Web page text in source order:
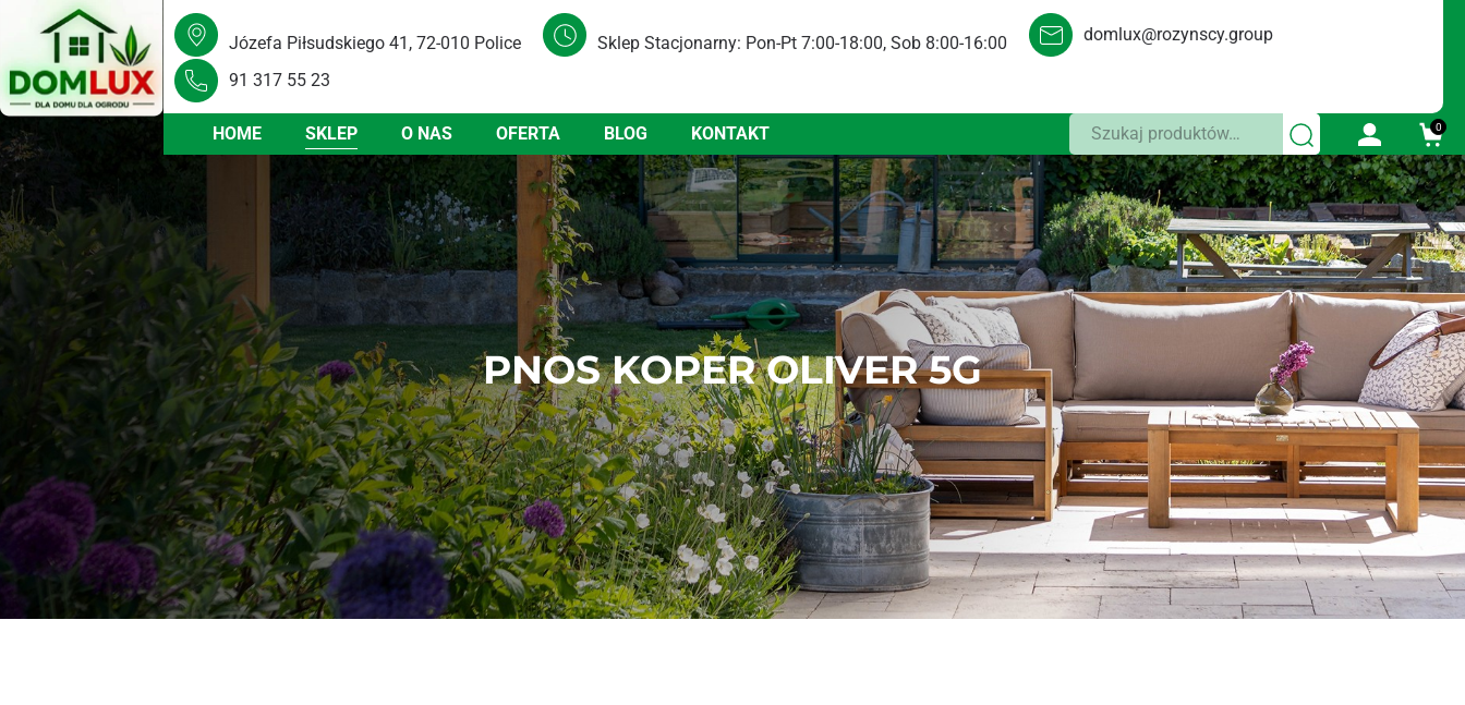
Józefa Piłsudskiego 41, 72-010 Police Sklep Stacjonarny: Pon-Pt 7:00-18:00, Sob 8:00-16:00 domlux@rozynscy.group
91 317 55 23
HOME SKLEP O NAS OFERTA BLOG KONTAKT Szukaj: 0
PNOS KOPER OLIVER 5G